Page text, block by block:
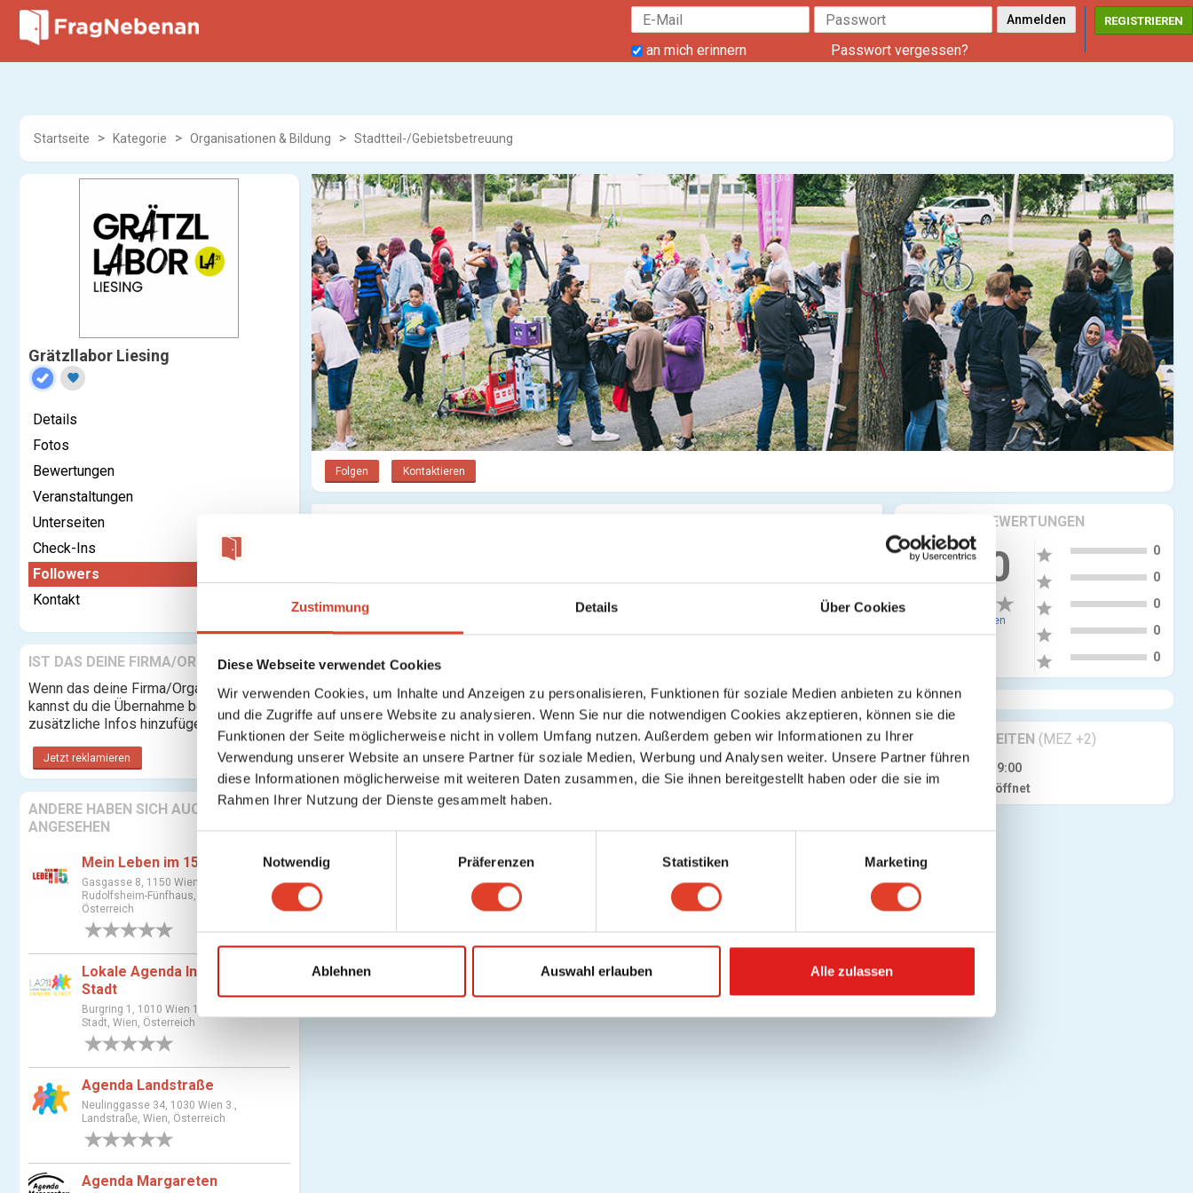
Zustimmung Details Über Cookies
Diese Webseite verwendet Cookies
Wir verwenden Cookies, um Inhalte und Anzeigen zu personalisieren, Funktionen für soziale Medien anbieten zu können
und die Zugriffe auf unsere Website zu analysieren. Wenn Sie nur die notwendigen Cookies akzeptieren, können sie die
Funktionen der Seite möglicherweise nicht in vollem Umfang nutzen. Außerdem geben wir Informationen zu Ihrer
Verwendung unserer Website an unsere Partner für soziale Medien, Werbung und Analysen weiter. Unsere Partner führen
diese Informationen möglicherweise mit weiteren Daten zusammen, die Sie ihnen bereitgestellt haben oder die sie im
Rahmen Ihrer Nutzung der Dienste gesammelt haben.
i
n
l
g
a
s
w
Notwendig Präferenzen Statistiken Marketing
Ablehnen Auswahl erlauben Alle zulassen
an mich erinnern Passwort vergessen?
REGISTRIEREN
Startseite Kategorie Organisationen & Bildung Stadtteil-/Gebietsbetreuung
Grätzllabor Liesing
favorite
Details
Fotos
Bewertungen
Veranstaltungen
Unterseiten
Check-Ins
Followers
Kontakt
IST DAS DEINE FIRMA/ORGANISATION?
Wenn das deine Firma/Organisation ist,
kannst du die Übernahme beantragen und
zusätzliche Infos hinzufügen.
Jetzt reklamieren
ANDERE HABEN SICH AUCH
ANGESEHEN
Mein Leben im 15.
Gasgasse 8, 1150 Wien 15.,
Rudolfsheim-Fünfhaus, Wien,
Österreich
0 Bewertungen
Lokale Agenda Innere
Stadt
Burgring 1, 1010 Wien 1., Innere
Stadt, Wien, Österreich
Agenda Landstraße
Neulinggasse 34, 1030 Wien 3.,
Landstraße, Wien, Österreich
Agenda Margareten
Folgen Kontaktieren
KRITIKEN & BEWERTUNGEN
0.00
0 Bewertungen
star 0
star 0
star 0
star 0
star 0
GESCHÄFTSZEITEN (MEZ +2)
Do
14:00 - 19:00
Jetzt geöffnet
Keine weiteren Ergebnisse gefunden